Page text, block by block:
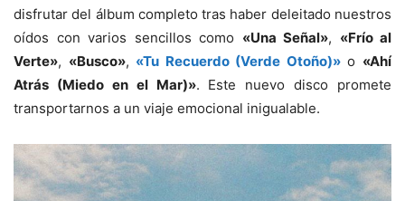
disfrutar del álbum completo tras haber deleitado nuestros
oídos con varios sencillos como «Una Señal», «Frío al
Verte», «Busco», «Tu Recuerdo (Verde Otoño)»o «Ahí
Atrás (Miedo en el Mar)». Este nuevo disco promete
transportarnos a un viaje emocional inigualable.